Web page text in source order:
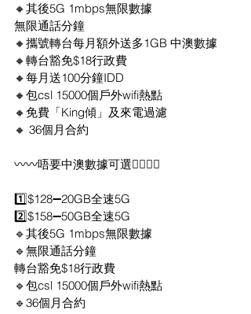
🔸其後5G 1mbps無限數據
無限通話分鐘
🔸攜號轉台每月額外送多1GB 中澳數據
🔸轉台豁免$18行政費
🔸每月送100分鐘IDD
🔸包csl 15000個戶外wifi熱點
🔸免費「King傾」及來電過濾
🔸 36個月合約
〰️〰️唔要中澳數據可選👇🏻〰️〰️
1️⃣$128➖20GB全速5G
2️⃣$158➖50GB全速5G
🔹其後5G 1mbps無限數據
🔹無限通話分鐘
轉台豁免$18行政費
🔹包csl 15000個戶外wifi熱點
🔹36個月合約